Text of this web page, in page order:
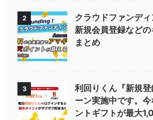
2
クラウドファンデ
新規会員登録など
まとめ
3
利回りくん『新規
ーン実施中です。
ントギフトが最大